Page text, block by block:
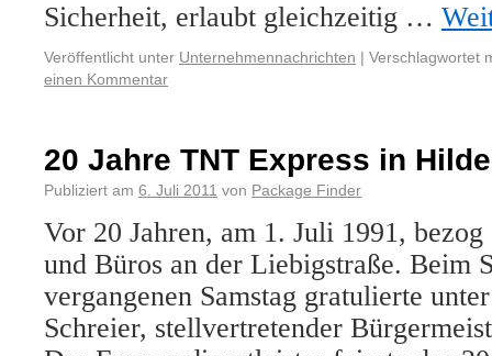
Sicherheit, erlaubt gleichzeitig …
Veröffentlicht unter Unternehmennachrichten | Verschlagwortet
einen Kommentar
20 Jahre TNT Express in
Publiziert am 6. Juli 2011 von Package Finder
Vor 20 Jahren, am 1. Juli 1991,
und Büros an der Liebigstraße. Beim
vergangenen Samstag gratulierte
Schreier, stellvertretender